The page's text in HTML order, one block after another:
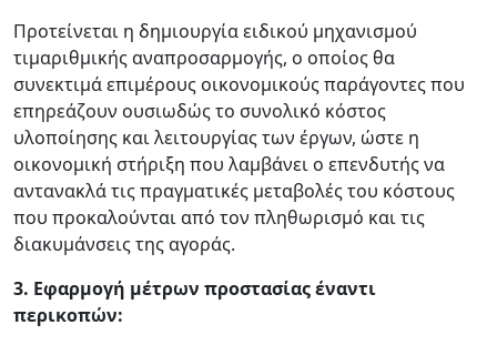
Προτείνεται η δημιουργία ειδικού μηχανισμού
τιμαριθμικής αναπροσαρμογής, ο οποίος θα
συνεκτιμά επιμέρους οικονομικούς παράγοντες που
επηρεάζουν ουσιωδώς το συνολικό κόστος
υλοποίησης και λειτουργίας των έργων, ώστε η
οικονομική στήριξη που λαμβάνει ο επενδυτής να
αντανακλά τις πραγματικές μεταβολές του κόστους
που προκαλούνται από τον πληθωρισμό και τις
διακυμάνσεις της αγοράς.
3. Εφαρμογή μέτρων προστασίας έναντι
περικοπών: